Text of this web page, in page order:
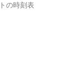
の時刻表